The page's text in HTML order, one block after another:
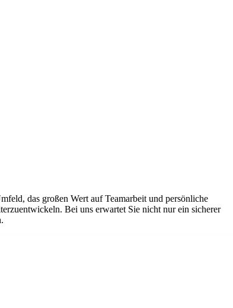
das großen Wert auf Teamarbeit und persönliche
Bei uns erwartet Sie nicht nur ein sicherer